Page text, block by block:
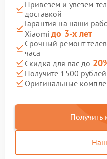
Привезем и увезем
доставкой
Гарантия на наши
Xiaomiдо 3-х лет
Срочный ремонт
часа
Скидка для вас до
Получите 1500
Оригинальные
Получить